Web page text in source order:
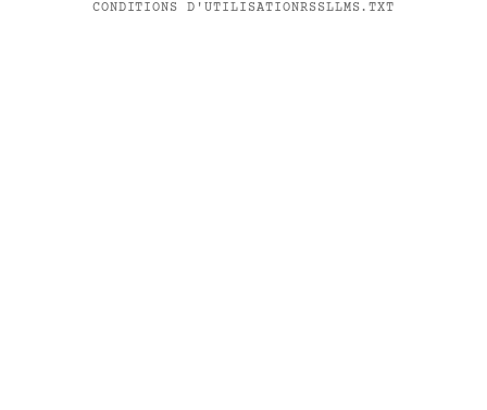
CONDITIONS D'UTILISATIONRSSLLMS.TXT